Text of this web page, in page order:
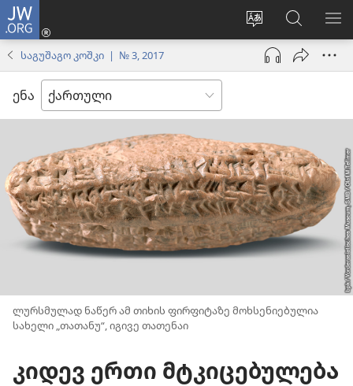
JW.ORG
ვებსაიტის
ენის
შეცვლა
შესვლა
(გაიხსნება
ახალი
ფანჯარა)
ძებნა
JW.ORG
საგუშაგო კოშკი | № 3, 2017
ენა
ლურსმულად ნაწერ ამ თიხის ფირფიტაზე მოხსენიებულია
სახელი „თათანუ“, იგივე თათენაი
კიდევ ერთი მტკიცებულება